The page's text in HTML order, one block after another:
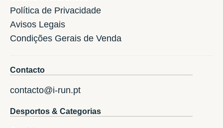
Política de Privacidade
Avisos Legais
Condições Gerais de Venda
Contacto
contacto@i-run.pt
Desportos & Categorias